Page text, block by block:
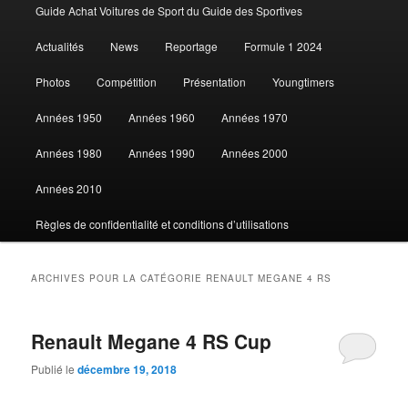
au
contenu
au
contenu
Guide Achat Voitures de Sport du Guide des Sportives
Actualités News Reportage Formule 1 2024
Photos Compétition Présentation Youngtimers
Années 1950 Années 1960 Années 1970
Années 1980 Années 1990 Années 2000
Années 2010
Règles de confidentialité et conditions d’utilisations
ARCHIVES POUR LA CATÉGORIE RENAULT MEGANE 4 RS
Renault Megane 4 RS Cup
Publié ledécembre 19, 2018